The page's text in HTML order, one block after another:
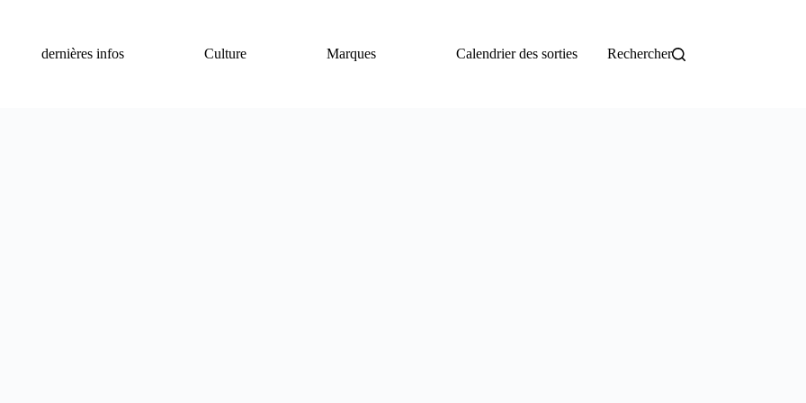
dernières infos
Culture Marques Calendrier des sorties Rechercher